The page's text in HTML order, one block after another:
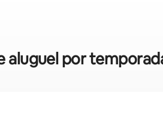
aluguel por